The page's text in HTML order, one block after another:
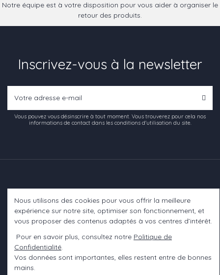
Notre équipe est à votre disposition pour vous aider à organiser le
retour des produits.
Inscrivez-vous à la newsletter
Vous pouvez vous désinscrire à tout moment. Vous trouverez pour cela nos
informations de contact dans les conditions d'utilisation du site.
Informations
Contact us
Nous utilisons des cookies pour vous offrir la meilleure
expérience sur notre site, optimiser son fonctionnement, et
vous proposer des contenus adaptés à vos centres d’intérêt.
Pour en savoir plus, consultez notre Politique de
Confidentialité.
Vos données sont importantes, elles restent entre de bonnes
mains.